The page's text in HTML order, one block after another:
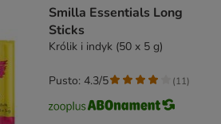
Smilla Essentials Long
Sticks
Królik i indyk (50 x 5 g)
Pusto: 4.3/5 (11)